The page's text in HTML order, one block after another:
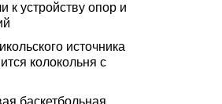
к устройству опор и
источника
колокольня с
баскетбольная